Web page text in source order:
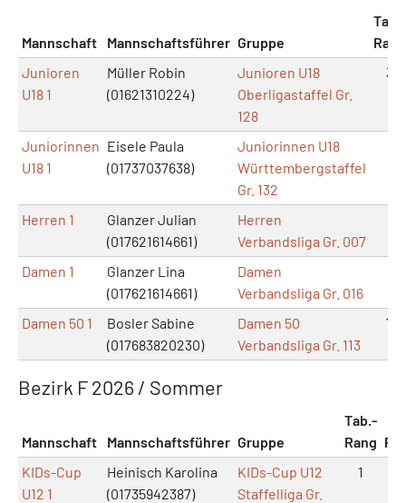
Mannschaft Mannschaftsführer Gruppe
Tab.-
Rang
Junioren
U18 1
Müller Robin
(01621310224)
Junioren U18
Oberligastaffel Gr.
128
3
Juniorinnen
U18 1
Eisele Paula
(01737037638)
Juniorinnen U18
Württembergstaffel
Gr. 132
Herren 1
Glanzer Julian
(017621614661)
Herren
Verbandsliga Gr. 007
Damen 1
Glanzer Lina
(017621614661)
Damen
Verbandsliga Gr. 016
Damen 50 1
Bosler Sabine
(017683820230)
Damen 50
Verbandsliga Gr. 113
7
Bezirk F 2026 / Sommer
Mannschaft Mannschaftsführer Gruppe
Tab.-
Rang
KIDs-Cup
U12 1
Heinisch Karolina
(01735942387)
KIDs-Cup U12
Staffelliga Gr.
1